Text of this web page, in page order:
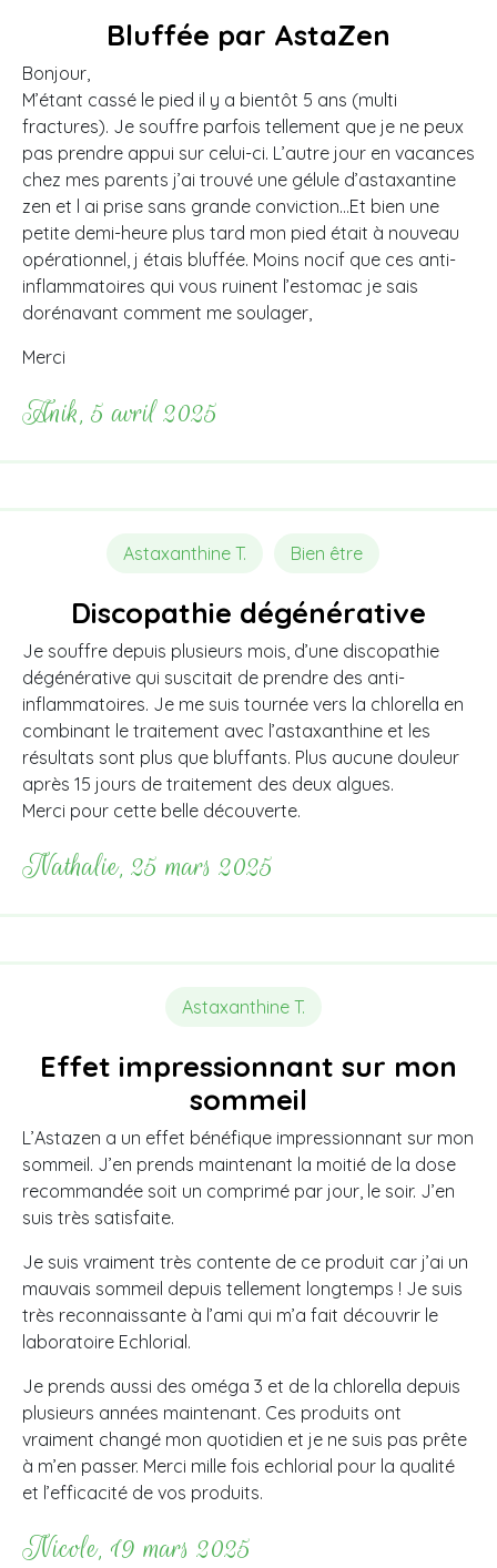
Bluffée par AstaZen
Bonjour,
M’étant cassé le pied il y a bientôt 5 ans (multi
fractures). Je souffre parfois tellement que je ne peux
pas prendre appui sur celui-ci. L’autre jour en vacances
chez mes parents j’ai trouvé une gélule d’astaxantine
zen et l ai prise sans grande conviction…Et bien une
petite demi-heure plus tard mon pied était à nouveau
opérationnel, j étais bluffée. Moins nocif que ces anti-
inflammatoires qui vous ruinent l’estomac je sais
dorénavant comment me soulager,
Merci
Anik, 5 avril 2025
Astaxanthine T. Bien être
Discopathie dégénérative
Je souffre depuis plusieurs mois, d’une discopathie
dégénérative qui suscitait de prendre des anti-
inflammatoires. Je me suis tournée vers la chlorella en
combinant le traitement avec l’astaxanthine et les
résultats sont plus que bluffants. Plus aucune douleur
après 15 jours de traitement des deux algues.
Merci pour cette belle découverte.
Nathalie, 25 mars 2025
Astaxanthine T.
Effet impressionnant sur mon
sommeil
L’Astazen a un effet bénéfique impressionnant sur mon
sommeil. J’en prends maintenant la moitié de la dose
recommandée soit un comprimé par jour, le soir. J’en
suis très satisfaite.
Je suis vraiment très contente de ce produit car j’ai un
mauvais sommeil depuis tellement longtemps ! Je suis
très reconnaissante à l’ami qui m’a fait découvrir le
laboratoire Echlorial.
Je prends aussi des oméga 3 et de la chlorella depuis
plusieurs années maintenant. Ces produits ont
vraiment changé mon quotidien et je ne suis pas prête
à m’en passer. Merci mille fois echlorial pour la qualité
et l’efficacité de vos produits.
Nicole, 19 mars 2025